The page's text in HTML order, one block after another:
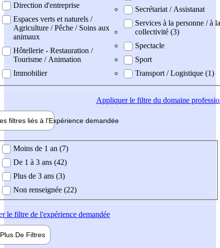
Direction d'entreprise
Espaces verts et naturels /
Agriculture / Pêche / Soins aux
animaux
Hôtellerie - Restauration /
Tourisme / Animation
Immobilier
Secrétariat / Assistanat
Services à la personne / à la
collectivité (3)
Spectacle
Sport
Transport / Logistique (1)
Appliquerle filtre du domaine
filtres liés à l'Expérience demandée
demandée
Moins de 1 an (7)
De 1 à 3 ans (42)
Plus de 3 ans (3)
Non renseignée (22)
le filtre de l'expérience demandée
Plus De Filtres